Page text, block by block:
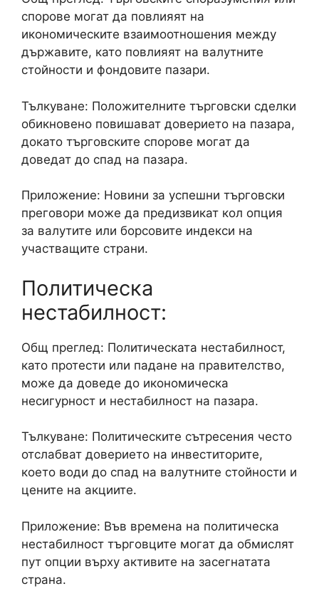
спорове могат да повлияят на
икономическите взаимоотношения между
държавите, като повлияят на валутните
стойности и фондовите пазари.
Тълкуване: Положителните търговски сделки
обикновено повишават доверието на пазара,
докато търговските спорове могат да
доведат до спад на пазара.
Приложение: Новини за успешни търговски
преговори може да предизвикат кол опция
за валутите или борсовите индекси на
участващите страни.
Политическа
нестабилност:
Общ преглед: Политическата нестабилност,
като протести или падане на правителство,
може да доведе до икономическа
несигурност и нестабилност на пазара.
Тълкуване: Политическите сътресения често
отслабват доверието на инвеститорите,
което води до спад на валутните стойности и
цените на акциите.
Приложение: Във времена на политическа
нестабилност търговците могат да обмислят
пут опции върху активите на засегнатата
страна.